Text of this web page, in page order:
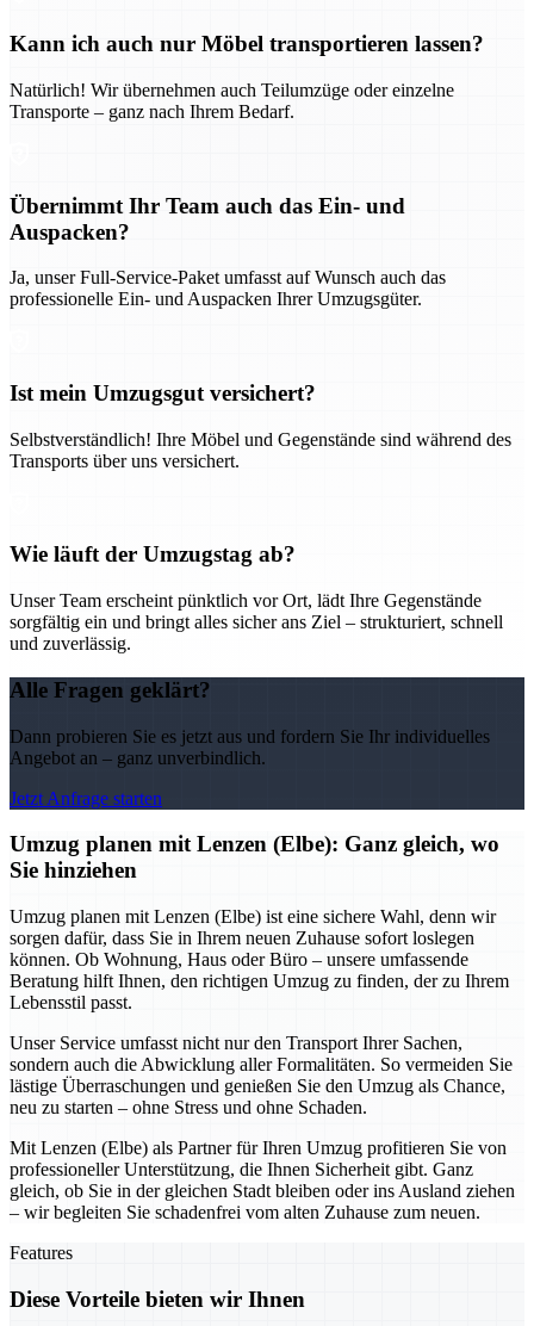
Kann ich auch nur Möbel transportieren lassen?
Natürlich! Wir übernehmen auch Teilumzüge oder einzelne
Transporte – ganz nach Ihrem Bedarf.
Übernimmt Ihr Team auch das Ein- und
Auspacken?
Ja, unser Full-Service-Paket umfasst auf Wunsch auch das
professionelle Ein- und Auspacken Ihrer Umzugsgüter.
Ist mein Umzugsgut versichert?
Selbstverständlich! Ihre Möbel und Gegenstände sind während des
Transports über uns versichert.
Wie läuft der Umzugstag ab?
Unser Team erscheint pünktlich vor Ort, lädt Ihre Gegenstände
sorgfältig ein und bringt alles sicher ans Ziel – strukturiert, schnell
und zuverlässig.
Alle Fragen geklärt?
Dann probieren Sie es jetzt aus und fordern Sie Ihr individuelles
Angebot an – ganz unverbindlich.
Jetzt Anfrage starten
Umzug planen mit Lenzen (Elbe): Ganz gleich, wo
Sie hinziehen
Umzug planen mit Lenzen (Elbe) ist eine sichere Wahl, denn wir
sorgen dafür, dass Sie in Ihrem neuen Zuhause sofort loslegen
können. Ob Wohnung, Haus oder Büro – unsere umfassende
Beratung hilft Ihnen, den richtigen Umzug zu finden, der zu Ihrem
Lebensstil passt.
Unser Service umfasst nicht nur den Transport Ihrer Sachen,
sondern auch die Abwicklung aller Formalitäten. So vermeiden Sie
lästige Überraschungen und genießen Sie den Umzug als Chance,
neu zu starten – ohne Stress und ohne Schaden.
Mit Lenzen (Elbe) als Partner für Ihren Umzug profitieren Sie von
professioneller Unterstützung, die Ihnen Sicherheit gibt. Ganz
gleich, ob Sie in der gleichen Stadt bleiben oder ins Ausland ziehen
– wir begleiten Sie schadenfrei vom alten Zuhause zum neuen.
Features
Diese Vorteile bieten wir Ihnen